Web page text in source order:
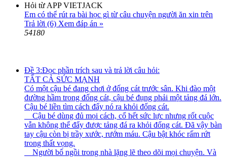
Hỏi từ APP VIETJACK
Em có thể rút ra bài học gì từ câu chuyện người ăn xin trên
Trả lời (6) Xem đáp án »
54180
Đề 3:Đọc phần trích sau và trả lời câu hỏi:
TẤT CẢ SỨC MẠNH
Có một cậu bé đang chơi ở đống cát trước sân. Khi đào một
đường hầm trong đống cát, cậu bé đụng phải một tảng đá lớn.
Cậu bé liền tìm cách đẩy nó ra khỏi đống cát.
Cậu bé dùng đủ mọi cách, cố hết sức lực nhưng rốt cuộc
vẫn không thể đẩy được tảng đá ra khỏi đống cát. Đã vậy bàn
tay cậu còn bị trầy xước, rướm máu. Cậu bật khóc rấm rứt
trong thất vọng.
Người bố ngồi trong nhà lặng lẽ theo dõi mọi chuyện. Và